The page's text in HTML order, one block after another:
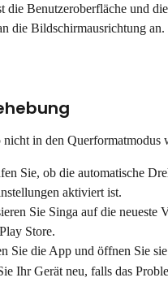
die Benutzeroberfläche und
die Bildschirmausrichtung an.
in den Querformatmodus
Sie, ob die automatische
aktiviert ist.
Sie Singa auf die neueste
Store.
Sie die App und öffnen Sie
Ihr Gerät neu, falls das